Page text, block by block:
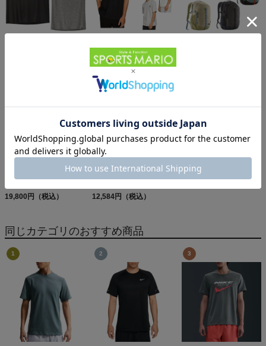
6,600円（税込）
オン クラウド 6 On
19,800円（税込）
パタゴニア メンズ・テル
PATAGONIA MS
12,584円（税込）
同じカテゴリのおすすめ商品